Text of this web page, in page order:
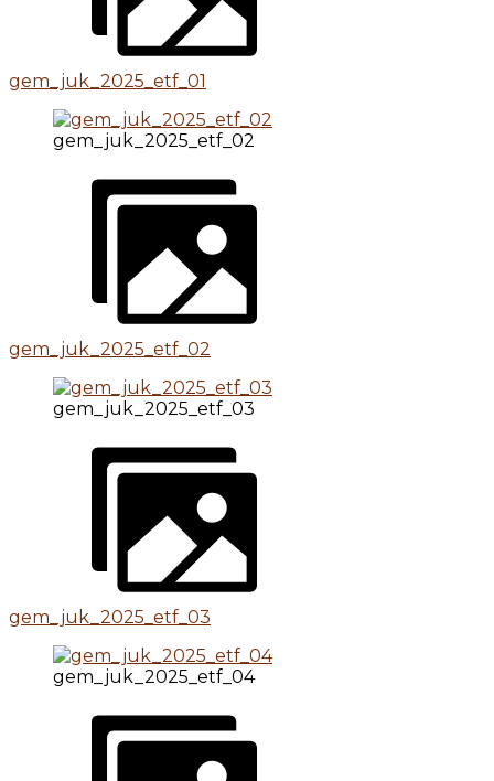
gem_juk_2025_etf_01
gem_juk_2025_etf_02
gem_juk_2025_etf_02
gem_juk_2025_etf_03
gem_juk_2025_etf_03
gem_juk_2025_etf_04